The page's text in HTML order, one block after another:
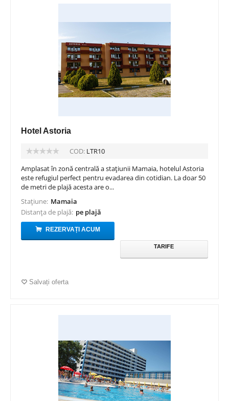
Hotel Astoria
COD: LTR10
Amplasat în zonă centrală a stațiunii Mamaia, hotelul Astoria
este refugiul perfect pentru evadarea din cotidian. La doar 50
de metri de plajă acesta are o...
Stațiune: Mamaia
Distanța de plajă: pe plajă
REZERVAȚI ACUM
TARIFE
Salvați oferta